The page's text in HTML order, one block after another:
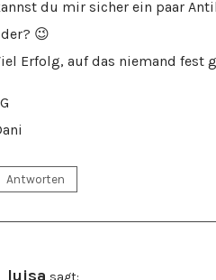
du mir sicher ein paar
😉
Erfolg, auf das niemand fest
Antworten
luisa